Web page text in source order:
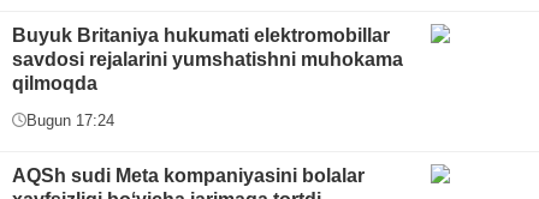
Buyuk Britaniya hukumati elektromobillar
savdosi rejalarini yumshatishni muhokama
qilmoqda
Bugun 17:24
AQSh sudi Meta kompaniyasini bolalar